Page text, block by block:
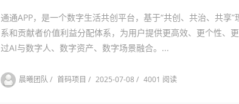
通通APP，是一个数字生活共创平台，基于“共创、共治、共享
系和贡献者价值利益分配体系，为用户提供更高效、更个性、
过AI与数字人、数字资产、数字场景融合。...
晨曦团队 / 首码项目 / 2025-07-08 / 4001 阅读